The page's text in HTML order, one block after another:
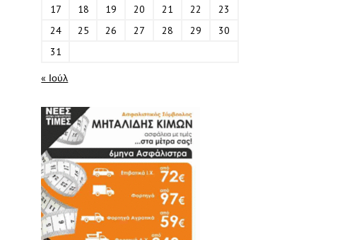
17
18 19 20 21 22
23
24
25 26 27 28 29
30
31
« Ιούλ